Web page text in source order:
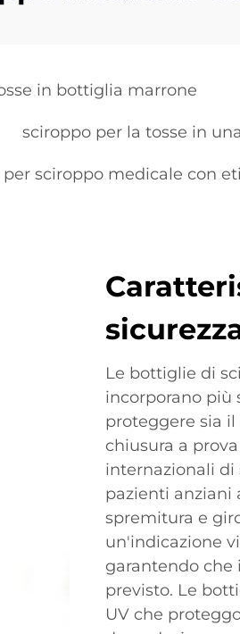
in bottiglia marrone
sciroppo per la tosse in
sciroppo medicale con
Le bottiglie di
incorporano più
proteggere sia
chiusura a
internazionali di
pazienti anziani
spremitura e
un'indicazione
garantendo che
previsto. Le
UV che